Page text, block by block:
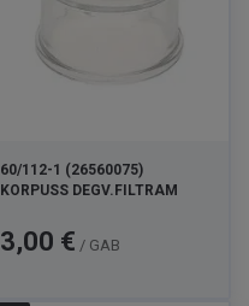
60/112-1 (26560075)
KORPUSS DEGV.FILTRAM
Cena
3,00 € / GAB